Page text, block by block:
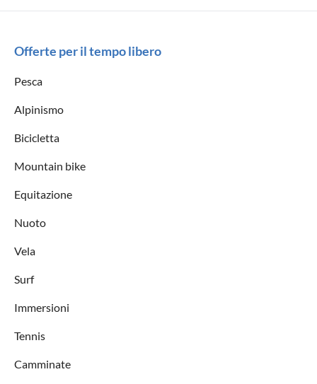
Offerte per il tempo libero
Pesca
Alpinismo
Bicicletta
Mountain bike
Equitazione
Nuoto
Vela
Surf
Immersioni
Tennis
Camminate